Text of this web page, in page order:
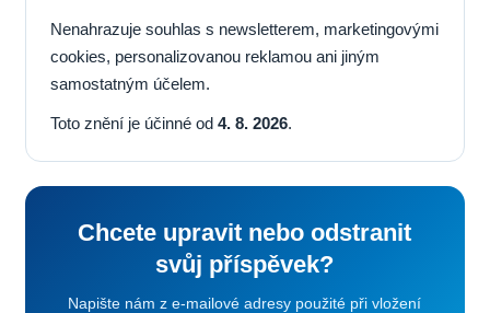
Nenahrazuje souhlas s newsletterem, marketingovými
cookies, personalizovanou reklamou ani jiným
samostatným účelem.
Toto znění je účinné od 4. 8. 2026.
Chcete upravit nebo odstranit
svůj příspěvek?
Napište nám z e-mailové adresy použité při vložení